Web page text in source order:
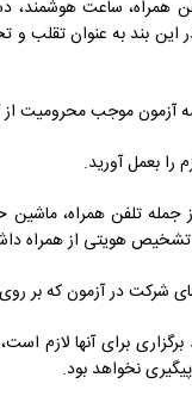
همراه، ساعت
این بند به عنوان تقلب
جمله تلفن همراه،
تشخیص هویتی از همراه
نخواهد بود.